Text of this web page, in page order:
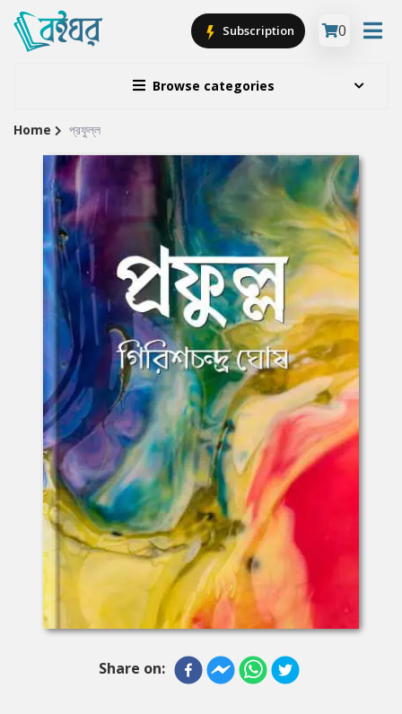
Browse categories
Subscription 0
Site
Breadcrumb
Home প্রফুল্ল
Share on: